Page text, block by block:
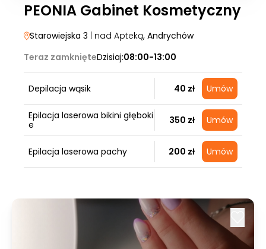
PEONIA Gabinet Kosmetyczny
Starowiejska 3 | nad Apteką, Andrychów
Teraz zamknięteDzisiaj:08:00-13:00
Depilacja wąsik 40 zł Umów
Epilacja laserowa bikini głęboki
e
350 zł Umów
Epilacja laserowa pachy 200 zł Umów